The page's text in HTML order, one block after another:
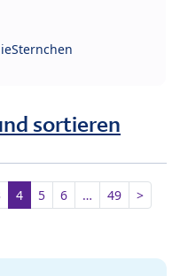
sortieren
4 5 6 … 49 >